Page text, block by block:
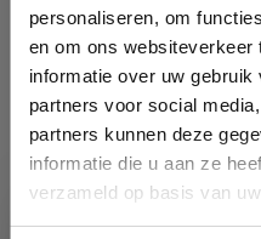
personaliseren, om
en om ons websiteverkeer
informatie over uw
partners voor social
partners kunnen deze
informatie die u aan ze
verzameld op basis van